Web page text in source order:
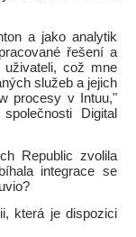
a jako analytik
řešení a
uživateli, což mne
služeb a jejich
procesy v Intuu,"
Digital
Republic zvolila
integrace se
která je dispozici